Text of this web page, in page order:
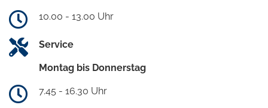
10.00 - 13.00 Uhr
Service
Montag bis Donnerstag
7.45 - 16.30 Uhr